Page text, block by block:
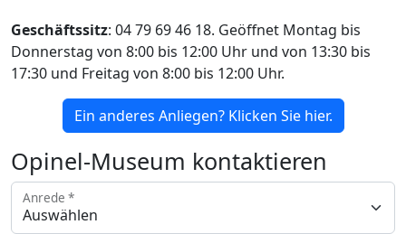
Geschäftssitz: 04 79 69 46 18. Geöffnet Montag bis
Donnerstag von 8:00 bis 12:00 Uhr und von 13:30 bis
17:30 und Freitag von 8:00 bis 12:00 Uhr.
Ein anderes Anliegen? Klicken Sie hier.
Opinel-Museum kontaktieren
Anrede *